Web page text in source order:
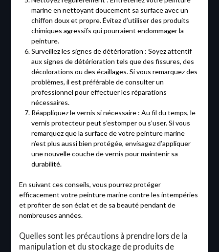
marine en nettoyant doucement sa surface avec un
chiffon doux et propre. Évitez d’utiliser des produits
chimiques agressifs qui pourraient endommager la
peinture.
Surveillez les signes de détérioration : Soyez attentif
aux signes de détérioration tels que des fissures, des
décolorations ou des écaillages. Si vous remarquez des
problèmes, il est préférable de consulter un
professionnel pour effectuer les réparations
nécessaires.
Réappliquez le vernis si nécessaire : Au fil du temps, le
vernis protecteur peut s’estomper ou s’user. Si vous
remarquez que la surface de votre peinture marine
n’est plus aussi bien protégée, envisagez d’appliquer
une nouvelle couche de vernis pour maintenir sa
durabilité.
En suivant ces conseils, vous pourrez protéger
efficacement votre peinture marine contre les intempéries
et profiter de son éclat et de sa beauté pendant de
nombreuses années.
Quelles sont les précautions à prendre lors de la
manipulation et du stockage de produits de